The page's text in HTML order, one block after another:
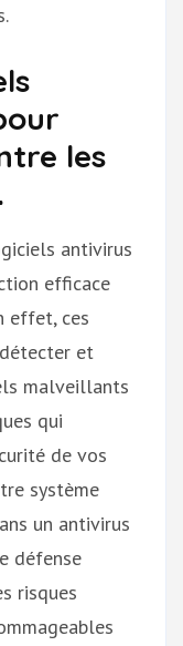
les
antivirus
efficace
effet, ces
et
malveillants
qui
de vos
système
un antivirus
défense
risques